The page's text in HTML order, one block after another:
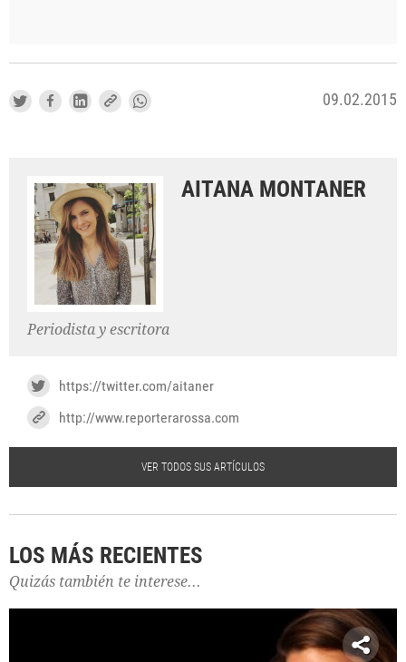
09.02.2015
AITANA MONTANER
Periodista y escritora
https://twitter.com/aitaner
http://www.reporterarossa.com
VER TODOS SUS ARTÍCULOS
LOS MÁS RECIENTES
Quizás también te interese...